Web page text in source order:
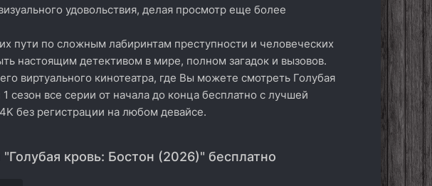
удовольствия, делая просмотр еще более
пути по сложным лабиринтам преступности и человеческих
настоящим детективом в мире, полном загадок и вызовов.
виртуального кинотеатра, где Вы можете смотреть Голубая
сезон все серии от начала до конца бесплатно с лучшей
без регистрации на любом девайсе.
кровь: Бостон (2026)" бесплатно